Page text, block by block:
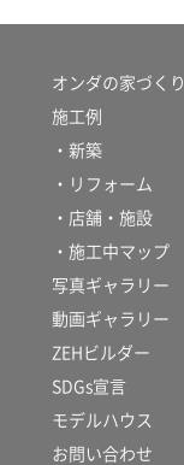
オンダの家づくり
施工例
・新築
・リフォーム
・店舗・施設
・施工中マップ
写真ギャラリー
動画ギャラリー
ZEHビルダー
SDGs宣言
モデルハウス
お問い合わせ